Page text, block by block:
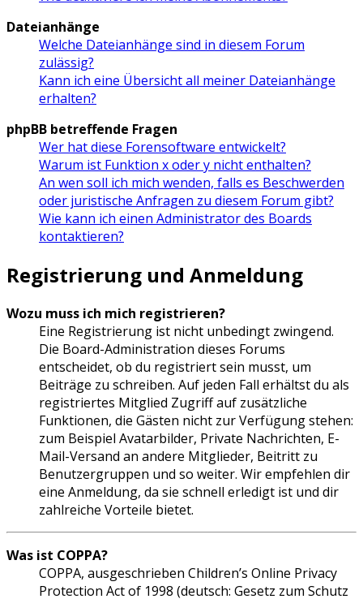
Dateianhänge
Welche Dateianhänge sind in diesem Forum
zulässig?
Kann ich eine Übersicht all meiner Dateianhänge
erhalten?
phpBB betreffende Fragen
Wer hat diese Forensoftware entwickelt?
Warum ist Funktion x oder y nicht enthalten?
An wen soll ich mich wenden, falls es Beschwerden
oder juristische Anfragen zu diesem Forum gibt?
Wie kann ich einen Administrator des Boards
kontaktieren?
Registrierung und Anmeldung
Wozu muss ich mich registrieren?
Eine Registrierung ist nicht unbedingt zwingend.
Die Board-Administration dieses Forums
entscheidet, ob du registriert sein musst, um
Beiträge zu schreiben. Auf jeden Fall erhältst du als
registriertes Mitglied Zugriff auf zusätzliche
Funktionen, die Gästen nicht zur Verfügung stehen:
zum Beispiel Avatarbilder, Private Nachrichten, E-
Mail-Versand an andere Mitglieder, Beitritt zu
Benutzergruppen und so weiter. Wir empfehlen dir
eine Anmeldung, da sie schnell erledigt ist und dir
zahlreiche Vorteile bietet.
Was ist COPPA?
COPPA, ausgeschrieben Children’s Online Privacy
Protection Act of 1998 (deutsch: Gesetz zum Schutz